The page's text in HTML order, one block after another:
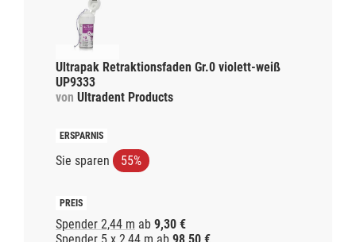
Ultrapak Retraktionsfaden Gr.0 violett-weiß
UP9333
von Ultradent Products
Sie sparen 55%
Spender 2,44 m ab 9,30 €